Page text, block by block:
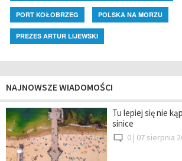
PORT KOŁOBRZEG POLSKA NA MORZU
PREZES ARTUR LIJEWSKI
NAJNOWSZE WIADOMOŚCI
Tu lepiej się nie
sinice
0 | 07 sierpnia